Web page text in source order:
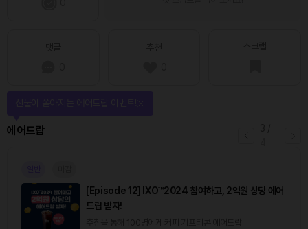
에어드랍
[Episode 12] IXO™2024 참여하고, 2억원 상당 에어
드랍 받자!